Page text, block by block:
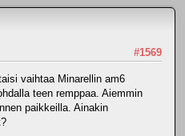
#1569
vaihtaa Minarellin am6
teen remppaa. Aiemmin
paikkeilla. Ainakin